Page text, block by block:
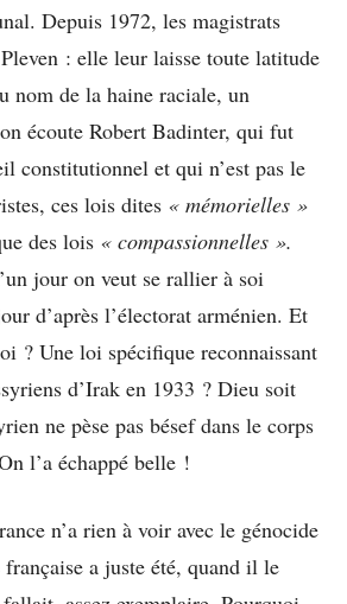
Depuis 1972, les magistrats
: elle leur laisse toute latitude
nom de la haine raciale, un
écoute Robert Badinter, qui fut
constitutionnel et qui n’est pas le
ces lois dites « mémorielles »
des lois « compassionnelles ».
jour on veut se rallier à soi
d’après l’électorat arménien. Et
? Une loi spécifique reconnaissant
d’Irak en 1933 ? Dieu soit
ne pèse pas bésef dans le corps
l’a échappé belle !
n’a rien à voir avec le génocide
française a juste été, quand il le